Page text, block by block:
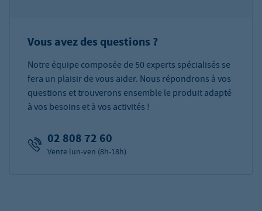
Vous avez des questions ?
Notre équipe composée de 50 experts spécialisés se
fera un plaisir de vous aider. Nous répondrons à vos
questions et trouverons ensemble le produit adapté
à vos besoins et à vos activités !
02 808 72 60
Vente lun-ven (8h-18h)